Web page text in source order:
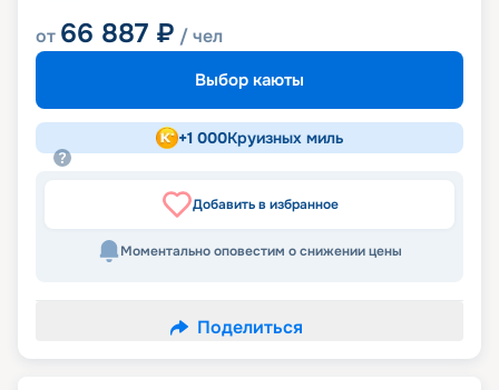
от 66 887 ₽ / чел
Выбор каюты
+1 000Круизных миль
Добавить в избранное
Моментально оповестим о снижении цены
Поделиться